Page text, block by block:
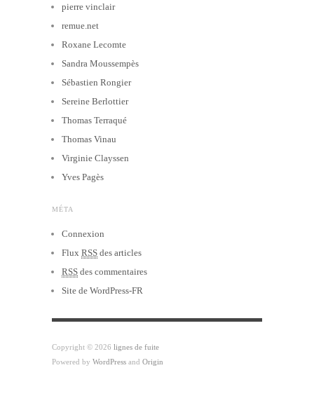
pierre vinclair
remue.net
Roxane Lecomte
Sandra Moussempès
Sébastien Rongier
Sereine Berlottier
Thomas Terraqué
Thomas Vinau
Virginie Clayssen
Yves Pagès
MÉTA
Connexion
Flux RSS des articles
RSS des commentaires
Site de WordPress-FR
Copyright © 2026 lignes de fuite
Powered by WordPress and Origin